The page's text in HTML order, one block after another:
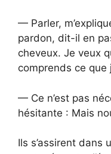
— Parler,
pardon, dit-il en
cheveux. Je veux
comprends ce que
— Ce n’est pas
hésitante : Mais
Ils s’assirent dans